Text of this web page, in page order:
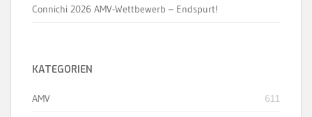
Connichi 2026 AMV-Wettbewerb – Endspurt!
KATEGORIEN
AMV 611